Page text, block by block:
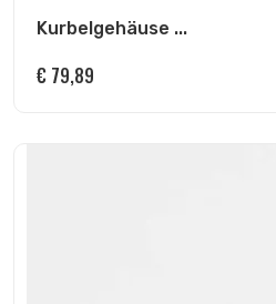
Kurbelgehäuse ...
€ 79,89